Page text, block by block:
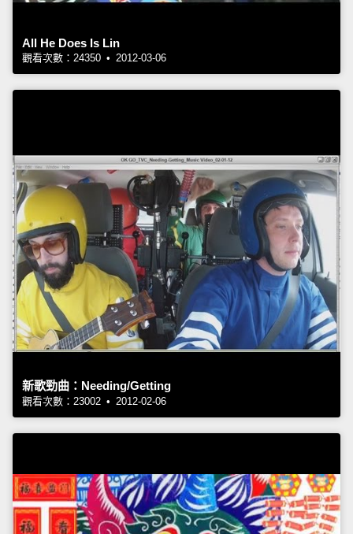
All He Does Is Lin
觀看次數：24350 • 2012-03-06
新歌勁曲：Needing/Getting
觀看次數：23002 • 2012-02-06